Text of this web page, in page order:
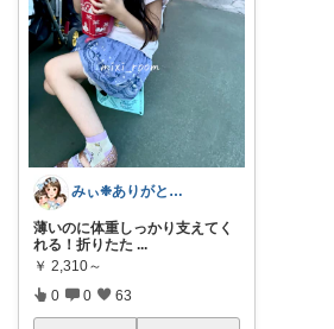
みぃ❉ありがとうございます♡
薄いのに体重しっかり支えてく
れる！折りたた ...
￥ 2,310～
0 0 63